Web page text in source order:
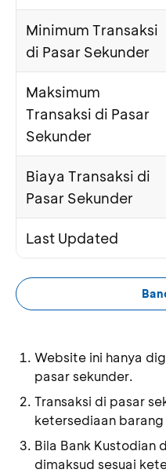
Minimum Transaksi
di Pasar Sekunder
Maksimum
Transaksi di Pasar
Sekunder
Biaya Transaksi di
Pasar Sekunder
Last Updated
Website ini hanya
pasar sekunder.
Transaksi di pasar
ketersediaan barang
Bila Bank Kustodian
dimaksud sesuai